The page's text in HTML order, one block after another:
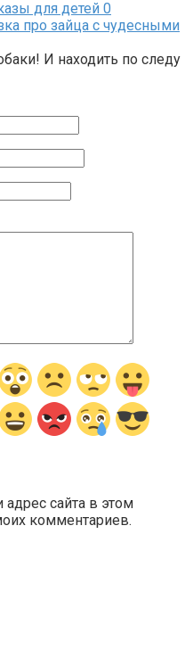
для детей 0
про зайца с чудесными
И находить по следу
сайта в этом
комментариев.